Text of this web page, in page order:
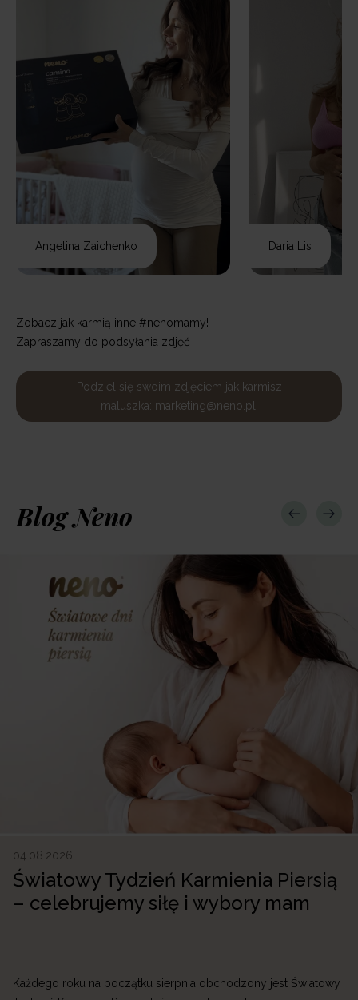
Angelina Zaichenko Daria Lis
Zobacz jak karmią inne #nenomamy!
Zapraszamy do podsyłania zdjęć
Podziel się swoim zdjęciem jak karmisz
maluszka: marketing@neno.pl.
Blog Neno
04.08.2026
Światowy Tydzień Karmienia Piersią
– celebrujemy siłę i wybory mam
Każdego roku na początku sierpnia obchodzony jest Światowy